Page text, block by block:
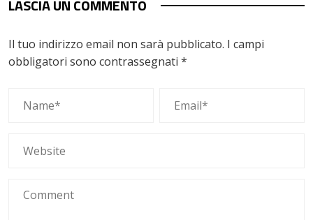
LASCIA UN COMMENTO
Il tuo indirizzo email non sarà pubblicato. I campi
obbligatori sono contrassegnati *